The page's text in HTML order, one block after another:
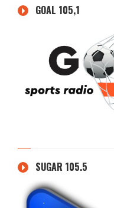
GOAL 105,1
SUGAR 105.5